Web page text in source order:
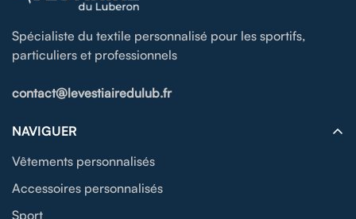
Spécialiste du textile personnalisé pour les sportifs,
particuliers et professionnels
contact@levestiairedulub.fr
NAVIGUER
Vêtements personnalisés
Accessoires personnalisés
Sport